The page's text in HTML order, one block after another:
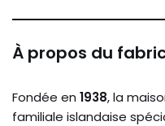
À propos du
Fondée en 1938, la
familiale islandaise